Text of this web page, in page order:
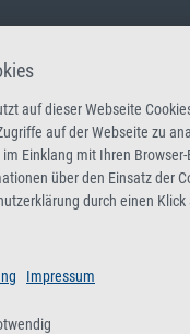
auf dieser Webseite
auf der Webseite zu
Einklang mit Ihren
über den Einsatz der
durch einen
Impressum